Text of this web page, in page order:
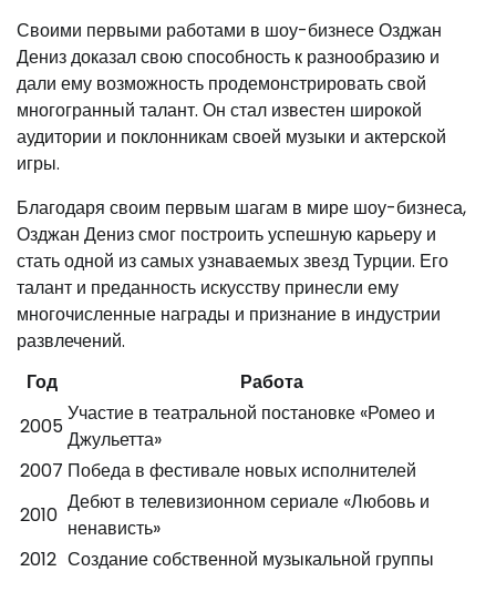
Своими первыми работами в шоу-бизнесе Озджан
Дениз доказал свою способность к разнообразию и
дали ему возможность продемонстрировать свой
многогранный талант. Он стал известен широкой
аудитории и поклонникам своей музыки и актерской
игры.
Благодаря своим первым шагам в мире шоу-бизнеса,
Озджан Дениз смог построить успешную карьеру и
стать одной из самых узнаваемых звезд Турции. Его
талант и преданность искусству принесли ему
многочисленные награды и признание в индустрии
развлечений.
Год
Работа
2005
Участие в театральной постановке «Ромео и
Джульетта»
2007 Победа в фестивале новых исполнителей
2010
Дебют в телевизионном сериале «Любовь и
ненависть»
2012 Создание собственной музыкальной группы